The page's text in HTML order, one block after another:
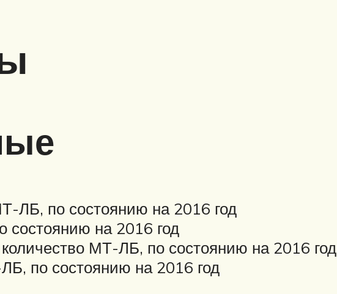
ЛБ, по состоянию на 2016 год
на 2016 год
МТ-ЛБ, по состоянию на 2016 год
по состоянию на 2016 год